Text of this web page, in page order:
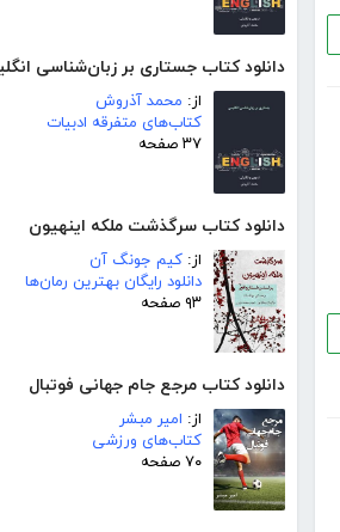
دانلود کتاب جستاری بر زبان‌شناسی
از: محمد آذروش
کتاب‌های متفرقه ادبیات
۳۷ صفحه
دانلود کتاب سرگذشت ملکه اینهیون
از: کیم جونگ آن
دانلود رایگان بهترین رمان‌ها
۹۳ صفحه
دانلود کتاب مرجع جام جهانی فوتبال
از: امیر مبشر
کتاب‌های ورزشی
۷۰ صفحه